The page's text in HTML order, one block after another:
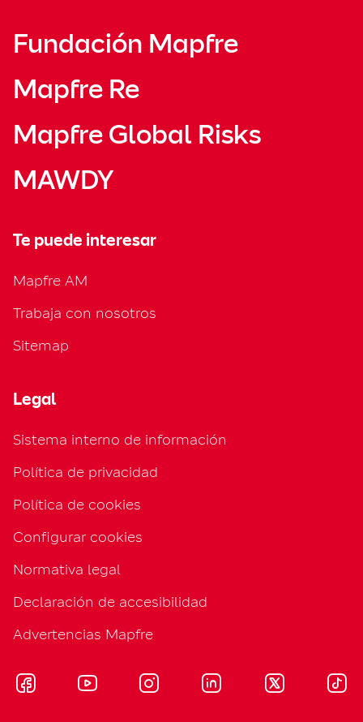
Fundación Mapfre
Mapfre Re
Mapfre Global Risks
MAWDY
Te puede interesar
Mapfre AM
Trabaja con nosotros
Sitemap
Legal
Sistema interno de información
Política de privacidad
Política de cookies
Configurar cookies
Normativa legal
Declaración de accesibilidad
Advertencias Mapfre